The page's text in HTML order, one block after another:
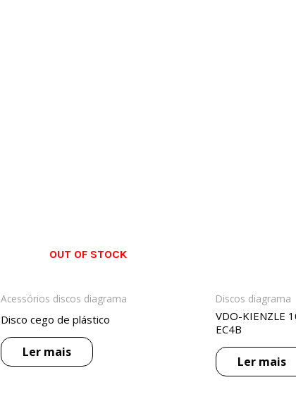
OUT OF STOCK
Acessórios discos diagrama
Disco cego de plástico
Ler mais
Discos diagrama
VDO-KIENZLE
EC4B
Ler mais